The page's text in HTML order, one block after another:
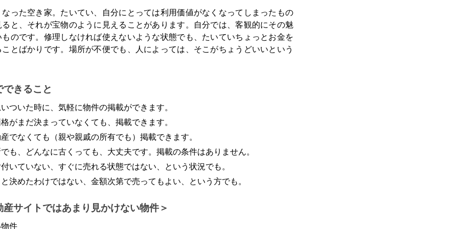
った空き家。たいてい、自分にとっては利用価値がなくなってしまったもの
と、それが宝物のように見えることがあります。自分では、客観的にその魅
のです。修理しなければ使えないような状態でも、たいていちょっとお金を
とばかりです。場所が不便でも、人によっては、そこがちょうどいいという
きること
ついた時に、気軽に物件の掲載ができます。
がまだ決まっていなくても、掲載できます。
でなくても（親や親戚の所有でも）掲載できます。
も、どんなに古くっても、大丈夫です。掲載の条件はありません。
いていない、すぐに売れる状態ではない、という状況でも。
決めたわけではない、金額次第で売ってもよい、という方でも。
サイトではあまり見かけない物件
件